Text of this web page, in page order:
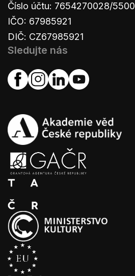
Číslo účtu: 7654270028/5500
IČO: 67985921
DIČ: CZ67985921
Sledujte nás